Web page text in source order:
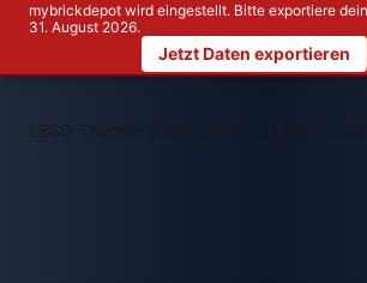
mybrickdepot wird eingestellt. Bitte exportiere
31. August 2026.
Jetzt Daten exportieren
LEGO Themen > LEGO